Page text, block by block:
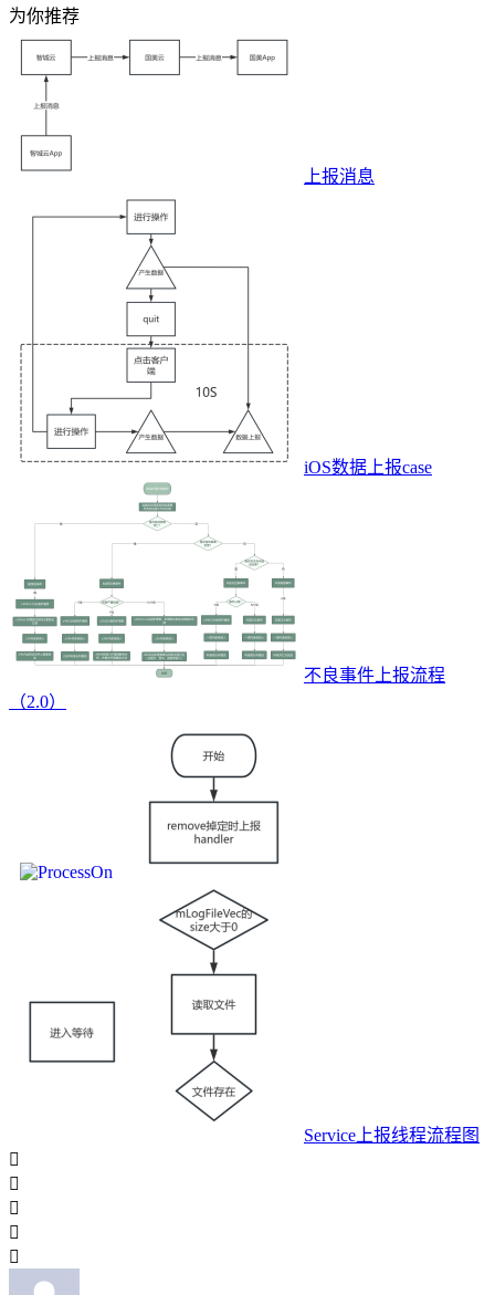
为你推荐
上报消息
iOS数据上报case
不良事件上报流程
（2.0）
Service上报线程流程图




